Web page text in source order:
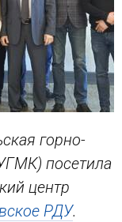
горно-
посетила
центр
РДУ.